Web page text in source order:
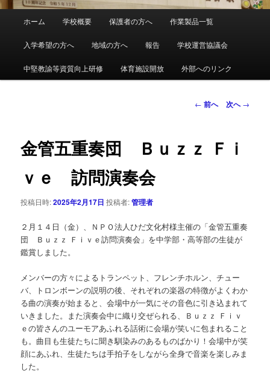
ュ
メ
イ
ン
テ
ン
ツ
へ
移
動
ホーム 学校概要 保護者の方へ 作業製品一覧
入学希望の方へ 地域の方へ 報告 学校運営協議会
中堅教諭等資質向上研修 体育施設開放 外部へのリンク
投
ゲ
← 前へ 次へ→
金管五重奏団 Ｂｕｚｚ Ｆｉ
ｖｅ 訪問演奏会
投稿日時:2025年2月17日 投稿者:管理者
２月１４日（金）、ＮＰＯ法人ひだ文化村様主催の「金管五重奏
団 Ｂｕｚｚ Ｆｉｖｅ訪問演奏会」を中学部・高等部の生徒が
鑑賞しました。
メンバーの方々によるトランペット、フレンチホルン、チュー
バ、トロンボーンの説明の後、それぞれの楽器の特徴がよくわか
る曲の演奏が始まると、会場中が一気にその音色に引き込まれて
いきました。また演奏会中に織り交ぜられる、Ｂｕｚｚ Ｆｉｖ
ｅの皆さんのユーモアあふれる話術に会場が笑いに包まれること
も。曲目も生徒たちに聞き馴染みのあるものばかり！会場中が笑
顔にあふれ、生徒たちは手拍子をしながら全身で音楽を楽しみま
した。